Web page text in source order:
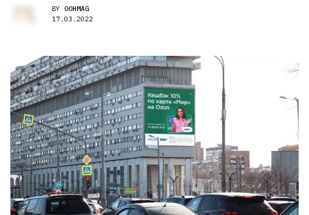
BY OOHMAG
17.03.2022